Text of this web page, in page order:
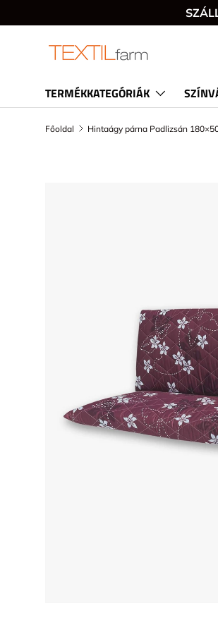
TERMÉKKATEGÓRIÁK
Főoldal Hintaágy párna Padlizsán